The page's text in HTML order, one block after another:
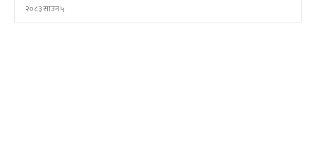
२०८३ साउन ५